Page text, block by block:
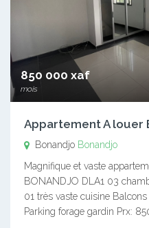
850 000 xaf
mois
Appartement A louer
Bonandjo Bonandjo
Magnifique et vaste
BONANDJO DLA1 03
01 très vaste cuisine
Parking forage gardin Prx: